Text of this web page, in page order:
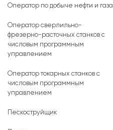
Оператор по добыче нефти и газа
Оператор сверлильно-
фрезерно-расточных станков с
числовым программным
управлением
Оператор токарных станков с
числовым программным
управлением
Пескоструйщик